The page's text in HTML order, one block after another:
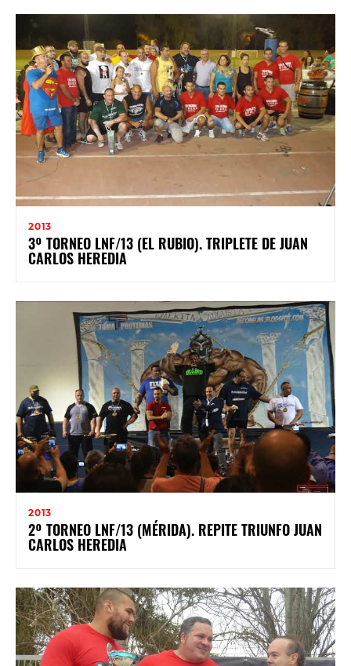
2013
3º TORNEO LNF/13 (EL RUBIO). TRIPLETE DE JUAN
CARLOS HEREDIA
2013
2º TORNEO LNF/13 (MÉRIDA). REPITE TRIUNFO JUAN
CARLOS HEREDIA